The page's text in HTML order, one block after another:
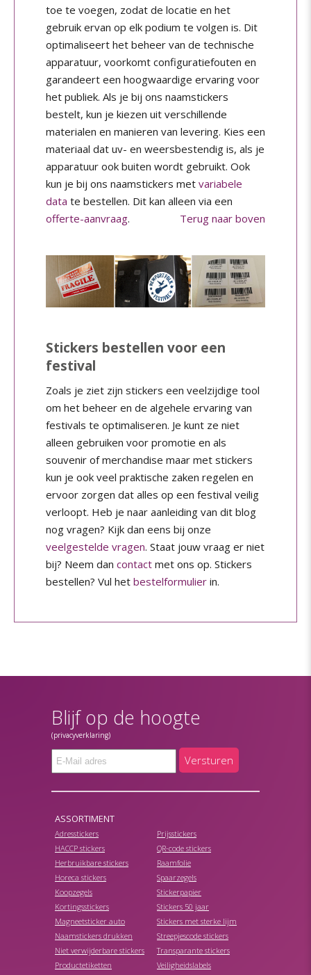
toe te voegen, zodat de locatie en het
gebruik ervan op elk podium te volgen is. Dit
optimaliseert het beheer van de technische
apparatuur, voorkomt configuratiefouten en
garandeert een hoogwaardige ervaring voor
het publiek. Als je bij ons naamstickers
bestelt, kun je kiezen uit verschillende
materialen en manieren van levering. Kies een
materiaal dat uv- en weersbestendig is, als je
apparatuur ook buiten wordt gebruikt. Ook
kun je bij ons naamstickers met variabele
data te bestellen. Dit kan alleen via een
offerte-aanvraag. Terug naar boven
Stickers bestellen voor een
festival
Zoals je ziet zijn stickers een veelzijdige tool
om het beheer en de algehele ervaring van
festivals te optimaliseren. Je kunt ze niet
alleen gebruiken voor promotie en als
souvenir of merchandise maar met stickers
kun je ook veel praktische zaken regelen en
ervoor zorgen dat alles op een festival veilig
verloopt. Heb je naar aanleiding van dit blog
nog vragen? Kijk dan eens bij onze
veelgestelde vragen. Staat jouw vraag er niet
bij? Neem dan contact met ons op. Stickers
bestellen? Vul het bestelformulier in.
Blijf op de hoogte
(privacyverklaring)
Versturen
ASSORTIMENT
Adresstickers
HACCP stickers
Herbruikbare stickers
Horeca stickers
Koopzegels
Kortingsstickers
Magneetsticker auto
Naamstickers drukken
Niet verwijderbare stickers
Productetiketten
Prijsstickers
QR-code stickers
Raamfolie
Spaarzegels
Stickerpapier
Stickers 50 jaar
Stickers met sterke lijm
Streepjescode stickers
Transparante stickers
Veiligheidslabels